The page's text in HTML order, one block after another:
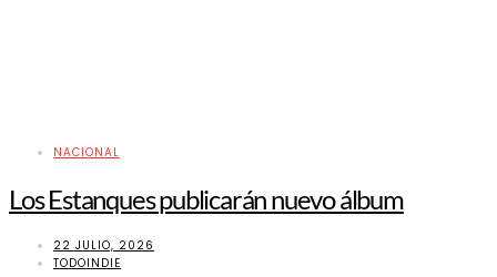
NACIONAL
Los Estanques publicarán nuevo álbum
22 JULIO, 2026
TODOINDIE